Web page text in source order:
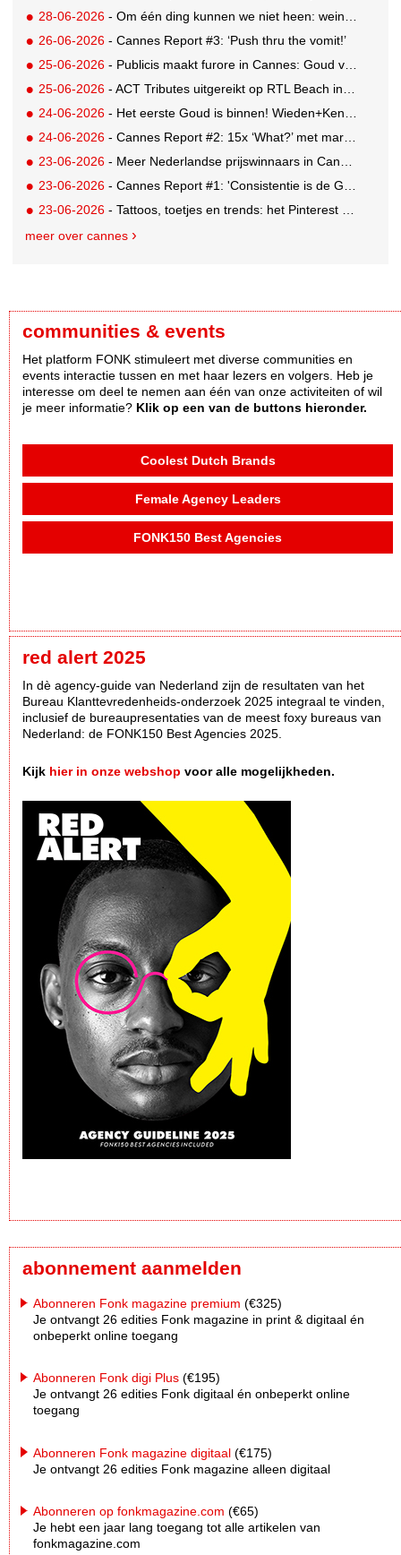
28-06-2026 - Om één ding kunnen we niet heen: weinig awards voor Nederland in drukbezocht Cannes
26-06-2026 - Cannes Report #3: ‘Push thru the vomit!’
25-06-2026 - Publicis maakt furore in Cannes: Goud voor Renault-campagne
25-06-2026 - ACT Tributes uitgereikt op RTL Beach in Cannes
24-06-2026 - Het eerste Goud is binnen! Wieden+Kennedy glanst met LEGO-campagne
24-06-2026 - Cannes Report #2: 15x ‘What?’ met marketing-enfant terrible Andrew Tindall
23-06-2026 - Meer Nederlandse prijswinnaars in Cannes: Brons en Zilver voor GUT
23-06-2026 - Cannes Report #1: 'Consistentie is de GOAT'
23-06-2026 - Tattoos, toetjes en trends: het Pinterest Manifestival zet inspiratie om in iets tastbaars
meer over cannes
communities & events
Het platform FONK stimuleert met diverse communities en
events interactie tussen en met haar lezers en volgers. Heb je
interesse om deel te nemen aan één van onze activiteiten of wil
je meer informatie? Klik op een van de buttons hieronder.
Coolest Dutch Brands
Female Agency Leaders
FONK150 Best Agencies
red alert 2025
In dè agency-guide van Nederland zijn de resultaten van het
Bureau Klanttevredenheids-onderzoek 2025 integraal te vinden,
inclusief de bureaupresentaties van de meest foxy bureaus van
Nederland: de FONK150 Best Agencies 2025.
Kijk hier in onze webshop voor alle mogelijkheden.
abonnement aanmelden
Abonneren Fonk magazine premium (€325)
Je ontvangt 26 edities Fonk magazine in print & digitaal én
onbeperkt online toegang
Abonneren Fonk digi Plus (€195)
Je ontvangt 26 edities Fonk digitaal én onbeperkt online
toegang
Abonneren Fonk magazine digitaal (€175)
Je ontvangt 26 edities Fonk magazine alleen digitaal
Abonneren op fonkmagazine.com (€65)
Je hebt een jaar lang toegang tot alle artikelen van
fonkmagazine.com